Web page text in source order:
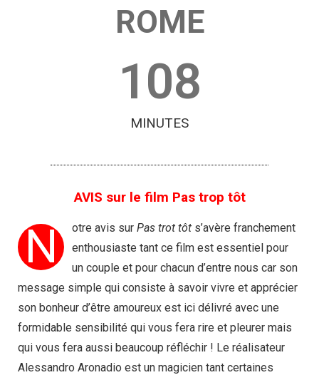
ROME
108
MINUTES
AVIS sur le film Pas trop tôt
N otre avis sur Pas trot tôt s’avère franchement
enthousiaste tant ce film est essentiel pour
un couple et pour chacun d’entre nous car son
message simple qui consiste à savoir vivre et apprécier
son bonheur d’être amoureux est ici délivré avec une
formidable sensibilité qui vous fera rire et pleurer mais
qui vous fera aussi beaucoup réfléchir ! Le réalisateur
Alessandro Aronadio est un magicien tant certaines